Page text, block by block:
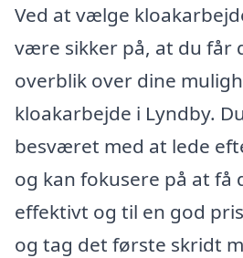
Ved at vælge
være sikker på, at du får
overblik over dine
kloakarbejde i Lyndby.
besværet med at lede
og kan fokusere på at få
effektivt og til en god
og tag det første skridt